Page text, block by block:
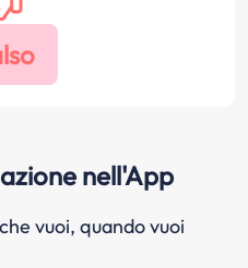
nell'App
vuoi, quando vuoi